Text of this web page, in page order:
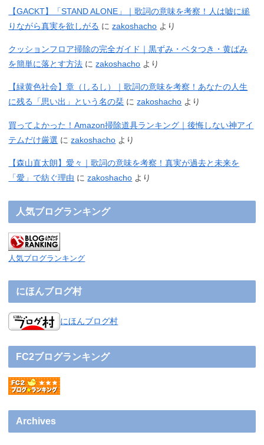
【GACKT】「STAND ALONE」｜歌詞の意味を考察！人は嘘に縋
りながら真実を欲しがる にzakoshacho より
クッションフロア掃除の完全ガイド｜黒ずみ・ベタつき・黄ばみ
を簡単に落とす方法 にzakoshacho より
【緑黄色社会】章（しるし）｜歌詞の意味を考察！あなたの人生
に残る「思い出」という名の栞 にzakoshacho より
買ってよかった！Amazon掃除道具ランキング｜後悔しない神アイ
テムだけ厳選 にzakoshacho より
【森山直太朗】愛々｜歌詞の意味を考察！真実が過去と未来を
「愛」で紡ぐ理由 にzakoshacho より
人気ブログランキング
人気ブログランキング
にほんブログ村
にほんブログ村
FC2ブログランキング
Archives